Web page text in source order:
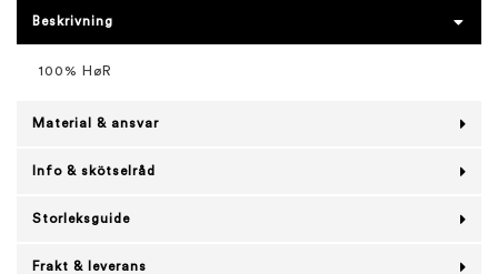
Beskrivning
100% HøR
Material & ansvar
Info & skötselråd
Storleksguide
Frakt & leverans